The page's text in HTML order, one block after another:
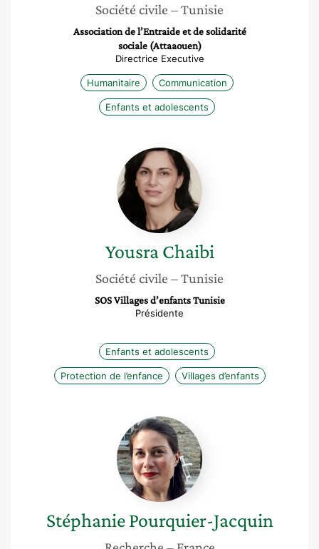
Société civile – Tunisie
Association de l’Entraide et de solidarité
sociale (Attaaouen)
Directrice Executive
Humanitaire Communication
Enfants et adolescents
Yousra
Chaibi
Yousra Chaibi
Société civile – Tunisie
SOS Villages d’enfants Tunisie
Présidente
Enfants et adolescents
Protection de l’enfance Villages d’enfants
Stéphanie
Pourquier-
Jacquin
Stéphanie Pourquier-Jacquin